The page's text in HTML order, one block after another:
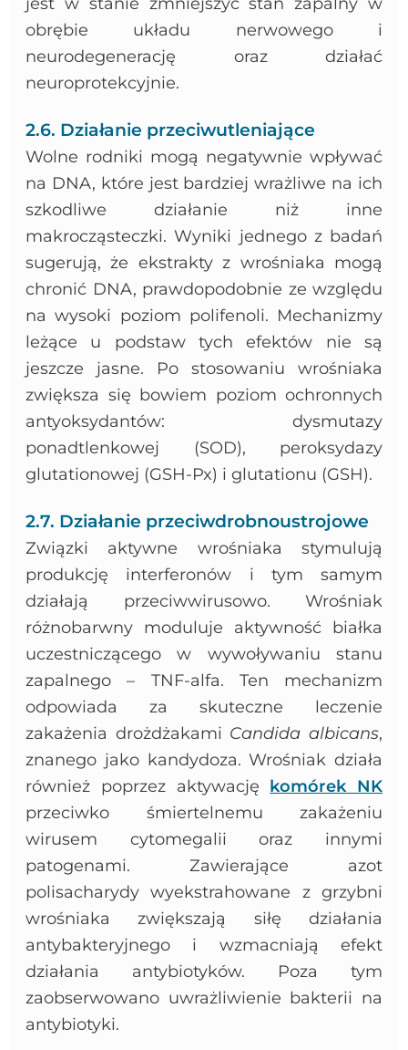
obrębie układu nerwowego i
neurodegenerację oraz działać
neuroprotekcyjnie.
2.6. Działanie przeciwutleniające
Wolne rodniki mogą negatywnie wpływać
na DNA, które jest bardziej wrażliwe na ich
szkodliwe działanie niż inne
makrocząsteczki. Wyniki jednego z badań
sugerują, że ekstrakty z wrośniaka mogą
chronić DNA, prawdopodobnie ze względu
na wysoki poziom polifenoli. Mechanizmy
leżące u podstaw tych efektów nie są
jeszcze jasne. Po stosowaniu wrośniaka
zwiększa się bowiem poziom ochronnych
antyoksydantów: dysmutazy
ponadtlenkowej (SOD), peroksydazy
glutationowej (GSH-Px) i glutationu (GSH).
2.7. Działanie przeciwdrobnoustrojowe
Związki aktywne wrośniaka stymulują
produkcję interferonów i tym samym
działają przeciwwirusowo. Wrośniak
różnobarwny moduluje aktywność białka
uczestniczącego w wywoływaniu stanu
zapalnego – TNF-alfa. Ten mechanizm
odpowiada za skuteczne leczenie
zakażenia drożdżakami Candida albicans,
znanego jako kandydoza. Wrośniak działa
również poprzez aktywację komórek NK
przeciwko śmiertelnemu zakażeniu
wirusem cytomegalii oraz innymi
patogenami. Zawierające azot
polisacharydy wyekstrahowane z grzybni
wrośniaka zwiększają siłę działania
antybakteryjnego i wzmacniają efekt
działania antybiotyków. Poza tym
zaobserwowano uwrażliwienie bakterii na
antybiotyki.